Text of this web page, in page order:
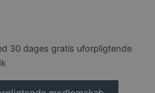
30 dages gratis uforpligtende